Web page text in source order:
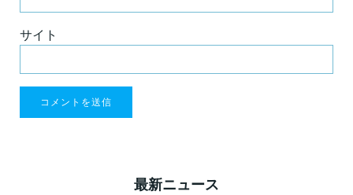
サイト
最新ニュース